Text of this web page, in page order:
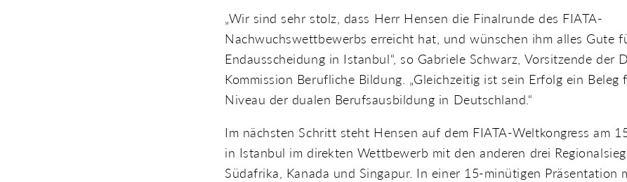
„Wir sind sehr stolz, dass Herr Hensen die Finalrunde des FIATA-
Nachwuchswettbewerbs erreicht hat, und wünschen ihm alles Gute
Endausscheidung in Istanbul“, so Gabriele Schwarz, Vorsitzende der
Kommission Berufliche Bildung. „Gleichzeitig ist sein Erfolg ein Beleg
Niveau der dualen Berufsausbildung in Deutschland.“
Im nächsten Schritt steht Hensen auf dem FIATA-Weltkongress am
in Istanbul im direkten Wettbewerb mit den anderen drei
Südafrika, Kanada und Singapur. In einer 15-minütigen Präsentation